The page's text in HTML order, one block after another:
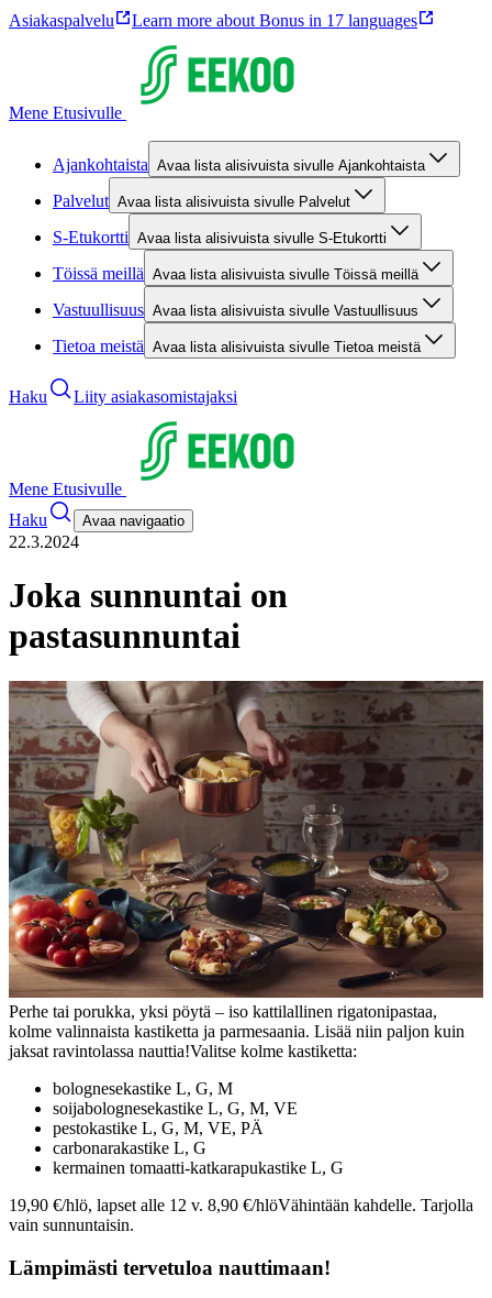
Asiakaspalvelu Learn more about Bonus in 17 languages
Mene Etusivulle
Ajankohtaista Avaa lista alisivuista sivulle Ajankohtaista
Palvelut Avaa lista alisivuista sivulle Palvelut
S-Etukortti Avaa lista alisivuista sivulle S-Etukortti
Töissä meillä Avaa lista alisivuista sivulle Töissä meillä
Vastuullisuus Avaa lista alisivuista sivulle Vastuullisuus
Tietoa meistä Avaa lista alisivuista sivulle Tietoa meistä
Haku Liity asiakasomistajaksi
Mene Etusivulle
Haku
Avaa navigaatio
22.3.2024
Joka sunnuntai on
pastasunnuntai
Perhe tai porukka, yksi pöytä – iso kattilallinen rigatonipastaa,
kolme valinnaista kastiketta ja parmesaania. Lisää niin paljon kuin
jaksat ravintolassa nauttia!Valitse kolme kastiketta:
bolognesekastike L, G, M
soijabolognesekastike L, G, M, VE
pestokastike L, G, M, VE, PÄ
carbonarakastike L, G
kermainen tomaatti-katkarapukastike L, G
19,90 €/hlö, lapset alle 12 v. 8,90 €/hlöVähintään kahdelle. Tarjolla
vain sunnuntaisin.
Lämpimästi tervetuloa nauttimaan!